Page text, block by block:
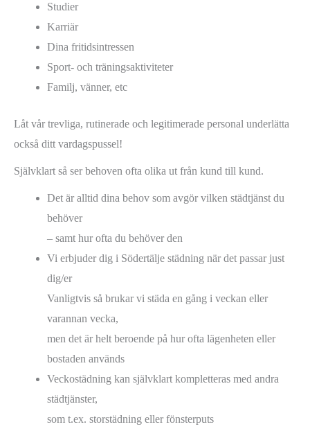
Studier
Karriär
Dina fritidsintressen
Sport- och träningsaktiviteter
Familj, vänner, etc
Låt vår trevliga, rutinerade och legitimerade personal underlätta
också ditt vardagspussel!
Självklart så ser behoven ofta olika ut från kund till kund.
Det är alltid dina behov som avgör vilken städtjänst du
behöver
– samt hur ofta du behöver den
Vi erbjuder dig i Södertälje städning när det passar just
dig/er
Vanligtvis så brukar vi städa en gång i veckan eller
varannan vecka,
men det är helt beroende på hur ofta lägenheten eller
bostaden används
Veckostädning kan självklart kompletteras med andra
städtjänster,
som t.ex. storstädning eller fönsterputs